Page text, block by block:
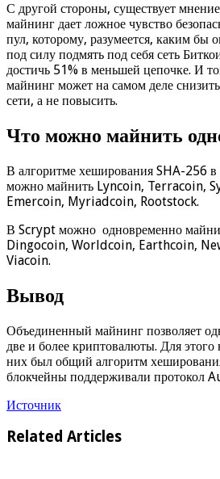
С другой стороны, существует
майнинг дает ложное чувство
пул, которому, разумеется, каким
под силу подмять под себя сеть
достичь 51% в меньшей цепочке. И
майнинг может на самом деле
сети, а не повысить.
Что можно майнить
В алгоритме хеширования SHA-256 в
можно майнить Lyncoin, Terracoin,
Emercoin, Myriadcoin, Rootstock.
В Scrypt можно одновременно
Dingocoin, Worldcoin, Earthcoin,
Viacoin.
Вывод
Объединенный майнинг позволяет
две и более криптовалюты. Для
них был общий алгоритм
блокчейны поддерживали протокол
Источник
Related Articles